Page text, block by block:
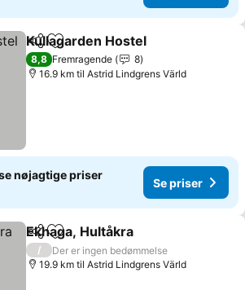
Del Føj til favoritter
Kullagarden Hostel
8,8 Fremragende
8
16.9 km til Astrid Lindgrens Värld
nøjagtige priser
Se priser
Del Føj til favoritter
Ekhaga, Hultåkra
/
Der er ingen bedømmelse
19.9 km til Astrid Lindgrens Värld